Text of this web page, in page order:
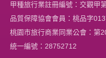
甲種旅行業註冊編號：交觀甲
品質保障協會會員：桃品字
桃園市旅行商業同業公會：第
統一編號：28752712